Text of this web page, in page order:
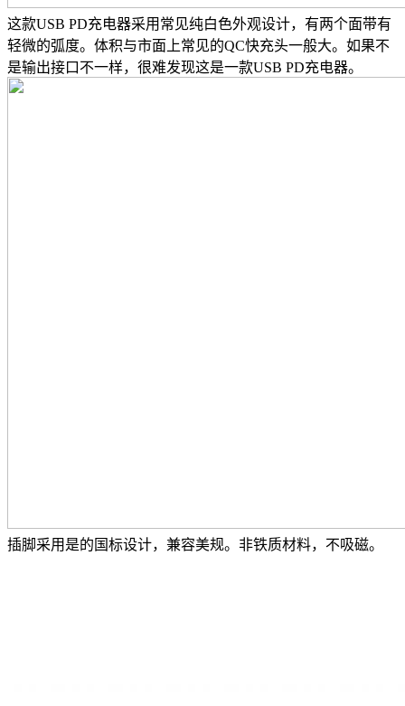
这款USB PD充电器采用常见纯白色外观设计，有两个面带有
轻微的弧度。体积与市面上常见的QC快充头一般大。如果不
是输出接口不一样，很难发现这是一款USB PD充电器。
插脚采用是的国标设计，兼容美规。非铁质材料，不吸磁。